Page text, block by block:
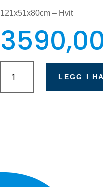
121x51x80cm – Hvit
Juwel
Rio
300/350
LEGG I